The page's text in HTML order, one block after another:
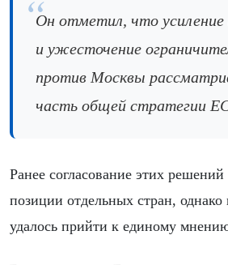
Он отметил, что усиление помощи Киеву
и ужесточение
против Москвы
часть общей стратегии
Ранее согласование этих решений
позиции отдельных стран, однако
удалось прийти к единому